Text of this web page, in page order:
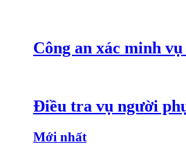
Công an xác minh
Điều tra vụ người
Mới nhất